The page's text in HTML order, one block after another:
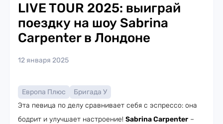
LIVE TOUR 2025: выиграй
поездку на шоу Sabrina
Carpenter в Лондоне
12 января 2025
Европа Плюс
Бригада У
Эта певица по делу сравнивает себя с эспрессо: она
бодрит и улучшает настроение! Sabrina Carpenter –